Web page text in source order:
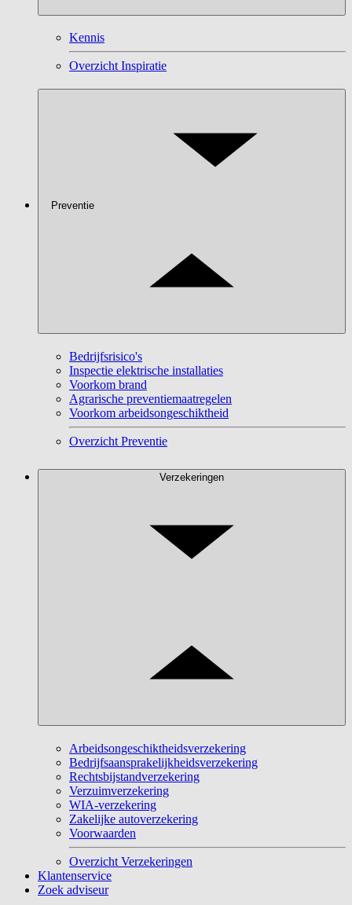
Kennis
Overzicht Inspiratie
Preventie
Bedrijfsrisico's
Inspectie elektrische installaties
Voorkom brand
Agrarische preventiemaatregelen
Voorkom arbeidsongeschiktheid
Overzicht Preventie
Verzekeringen
Arbeidsongeschiktheidsverzekering
Bedrijfsaansprakelijkheidsverzekering
Rechtsbijstandverzekering
Verzuimverzekering
WIA-verzekering
Zakelijke autoverzekering
Voorwaarden
Overzicht Verzekeringen
Klantenservice
Zoek adviseur